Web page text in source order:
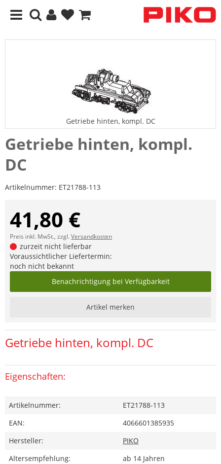
Getriebe hinten, kompl. DC
Getriebe hinten, kompl.
DC
Artikelnummer: ET21788-113
41,80 €
Preis inkl. MwSt., zzgl.Versandkosten
zurzeit nicht lieferbar
Voraussichtlicher Liefertermin:
noch nicht bekannt
Benachrichtigung bei Verfügbarkeit
Artikel merken
Getriebe hinten, kompl. DC
Eigenschaften:
Artikelnummer:
ET21788-113
EAN:
4066601385935
Hersteller:
PIKO
Altersempfehlung:
ab 14 Jahren